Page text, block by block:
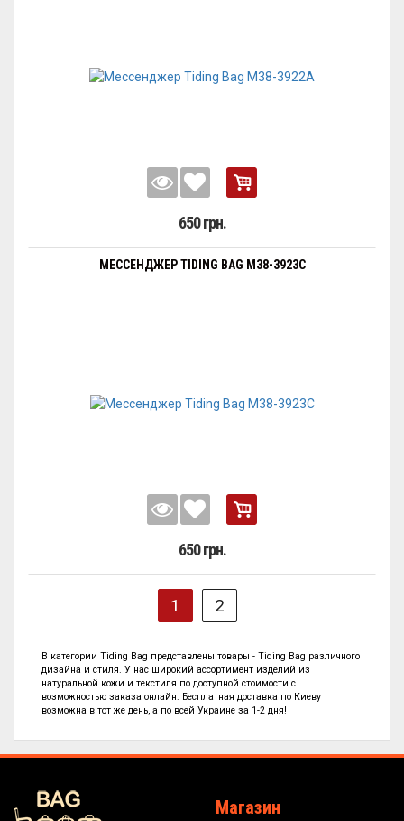
650 грн.
МЕССЕНДЖЕР TIDING BAG M38-3923C
650 грн.
1 2
В категории Tiding Bag представлены товары - Tiding Bag различного
дизайна и стиля. У нас широкий ассортимент изделий из
натуральной кожи и текстиля по доступной стоимости с
возможностью заказа онлайн. Бесплатная доставка по Киеву
возможна в тот же день, а по всей Украине за 1-2 дня!
Магазин